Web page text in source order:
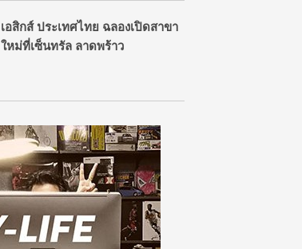
เอสิกส์ ประเทศไทย ฉลองเปิดสาขา
ใหม่ที่เซ็นทรัล ลาดพร้าว